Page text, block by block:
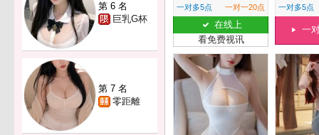
第 6 名
巨乳G杯
第 7 名
零距離
一对多5点 一对一20点
在线上
看免费视讯
一对多5点
一